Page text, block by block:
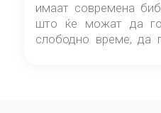
имаат современа
што ќе можат да го
слободно време, да